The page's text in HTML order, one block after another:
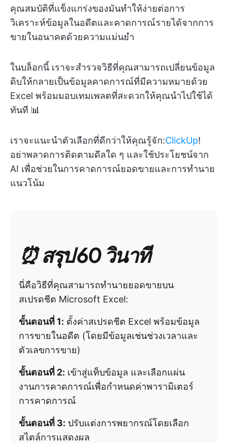
คุณสมบัติที่แข็งแกร่งของมันทำให้ง่ายต่อการ
วิเคราะห์ข้อมูลในอดีตและคาดการณ์รายได้จากการ
ขายในอนาคตด้วยความแม่นยำ
ในบล็อกนี้ เราจะสำรวจวิธีที่คุณสามารถเปลี่ยนข้อมูล
ดิบให้กลายเป็นข้อมูลคาดการณ์ที่มีความหมายด้วย
Excel พร้อมมอบเทมเพลตที่สะดวกให้คุณนำไปใช้ได้
ทันที 📊
เราจะแนะนำตัวเลือกที่ดีกว่าให้คุณรู้จัก:ClickUp!
อย่าพลาดการติดตามดีลใด ๆ และใช้ประโยชน์จาก
AI เพื่อช่วยในการคาดการณ์ยอดขายและการทำนาย
แนวโน้ม
⏰ สรุป 60 วินาที
นี่คือวิธีที่คุณสามารถทำนายยอดขายบน
สเปรดชีต Microsoft Excel:
ขั้นตอนที่ 1: ตั้งค่าสเปรดชีต Excel พร้อมข้อมูล
การขายในอดีต (โดยมีข้อมูลเช่นช่วงเวลาและ
ตัวเลขการขาย)
ขั้นตอนที่ 2: เข้าสู่แท็บข้อมูล และเลือกแผ่น
งานการคาดการณ์เพื่อกำหนดค่าพารามิเตอร์
การคาดการณ์
ขั้นตอนที่ 3: ปรับแต่งการพยากรณ์โดยเลือก
สไตล์การแสดงผล